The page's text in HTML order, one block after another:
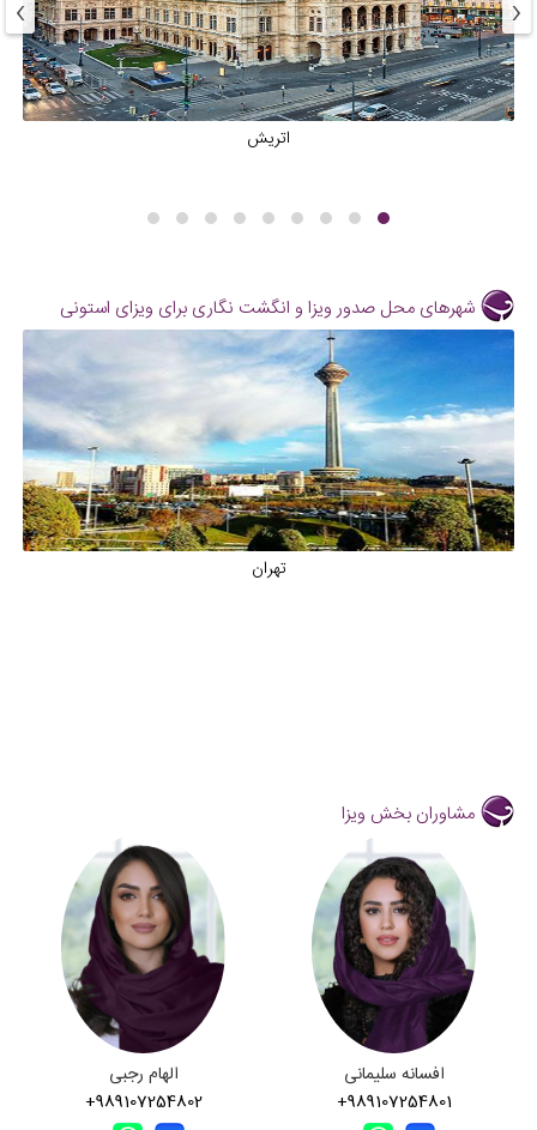
اتریش
‹
›
شهرهای محل صدور ویزا و انگشت نگاری برای ویزای استونی
تهران
مشاوران بخش ویزا
افسانه سلیمانی
+989107254801
الهام رجبی
+989107254802